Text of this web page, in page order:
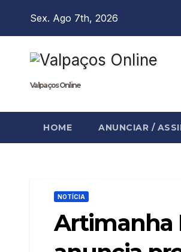
Sex. Ago 7th, 2026
Valpaços Online
HOME ANUNCIAR /
NOTÍCIA
Artimanha